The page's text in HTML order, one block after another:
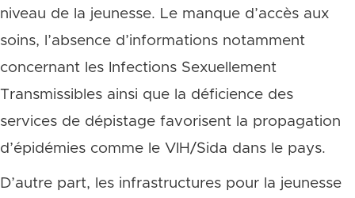
niveau de la jeunesse. Le manque d’accès aux
soins, l’absence d’informations notamment
concernant les Infections Sexuellement
Transmissibles ainsi que la déficience des
services de dépistage favorisent la propagation
d’épidémies comme le VIH/Sida dans le pays.
D’autre part, les infrastructures pour la jeunesse